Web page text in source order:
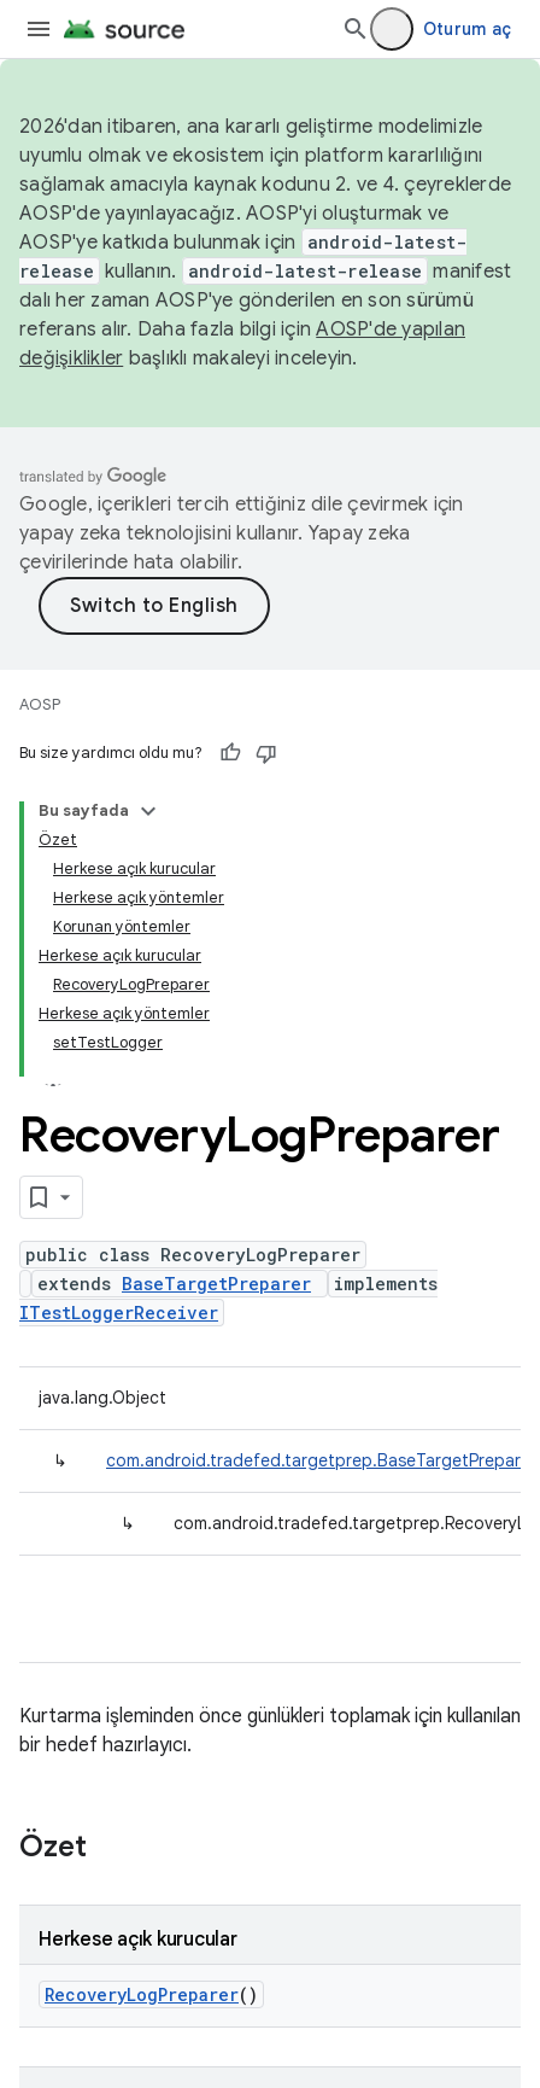
Oturum aç
2026'dan itibaren, ana kararlı geliştirme modelimizle
uyumlu olmak ve ekosistem için platform kararlılığını
sağlamak amacıyla kaynak kodunu 2. ve 4. çeyreklerde
AOSP'de yayınlayacağız. AOSP'yi oluşturmak ve
AOSP'ye katkıda bulunmak için
android-latest-
release kullanın. android-latest-release manifest
dalı her zaman AOSP'ye gönderilen en son sürümü
referans alır. Daha fazla bilgi içinAOSP'de yapılan
değişiklikler başlıklı makaleyi inceleyin.
Google, içerikleri tercih ettiğiniz dile çevirmek için
yapay zeka teknolojisini kullanır. Yapay zeka
çevirilerinde hata olabilir.
AOSP
Bu size yardımcı oldu mu?
Bu sayfada
Özet
Herkese açık kurucular
Herkese açık yöntemler
Korunan yöntemler
Herkese açık kurucular
RecoveryLogPreparer
Herkese açık yöntemler
setTestLogger
RecoveryLogPreparer
public class RecoveryLogPreparer
extends BaseTargetPreparer
implements
ITestLoggerReceiver
java.lang.Object
↳ com.android.tradefed.targetprep.BaseTargetPreparer
↳
Kurtarma işleminden önce günlükleri toplamak için kullanılan
bir hedef hazırlayıcı.
Özet
Herkese açık kurucular
RecoveryLogPreparer()